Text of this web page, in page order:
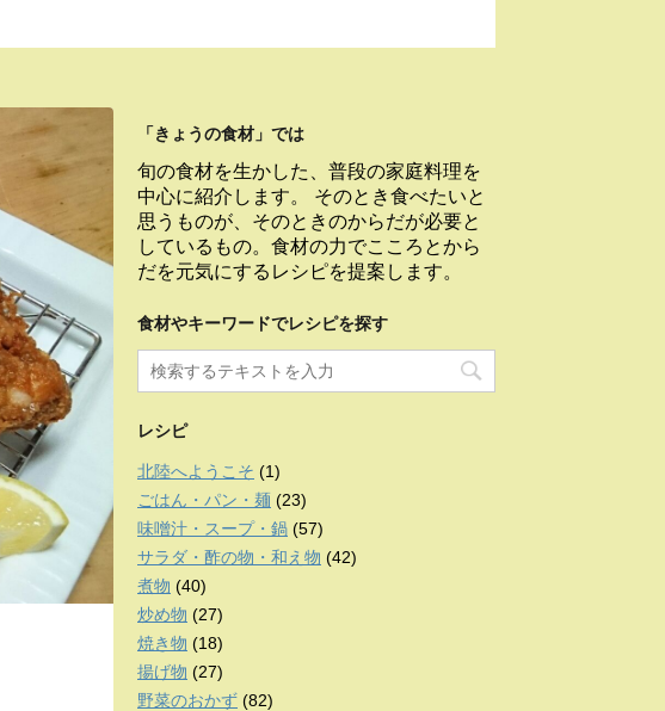
「きょうの食材」では
旬の食材を生かした、普段の家庭料理を
中心に紹介します。 そのとき食べたいと
思うものが、そのときのからだが必要と
しているもの。食材の力でこころとから
だを元気にするレシピを提案します。
食材やキーワードでレシピを探す
レシピ
北陸へようこそ (1)
ごはん・パン・麺 (23)
味噌汁・スープ・鍋 (57)
サラダ・酢の物・和え物 (42)
煮物 (40)
炒め物 (27)
焼き物 (18)
揚げ物 (27)
野菜のおかず (82)